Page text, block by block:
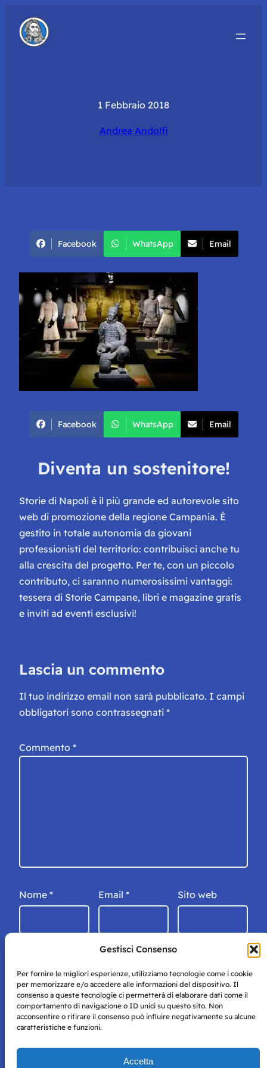
Gestisci Consenso
Per fornire le migliori esperienze, utilizziamo tecnologie come i cookie
per memorizzare e/o accedere alle informazioni del dispositivo. Il
consenso a queste tecnologie ci permetterà di elaborare dati come il
comportamento di navigazione o ID unici su questo sito. Non
acconsentire o ritirare il consenso può influire negativamente su alcune
caratteristiche e funzioni.
Accetta
1 Febbraio 2018
Andrea Andolfi
Facebook WhatsApp Email
Facebook WhatsApp Email
Diventa un sostenitore!
Storie di Napoli è il più grande ed autorevole sito
web di promozione della regione Campania. È
gestito in totale autonomia da giovani
professionisti del territorio: contribuisci anche tu
alla crescita del progetto. Per te, con un piccolo
contributo, ci saranno numerosissimi vantaggi:
tessera di Storie Campane, libri e magazine gratis
e inviti ad eventi esclusivi!
Lascia un commento
Il tuo indirizzo email non sarà pubblicato. I campi
obbligatori sono contrassegnati *
Commento *
Nome * Email * Sito web
Storie di Napoli è una testata registrata presso il tribunale di